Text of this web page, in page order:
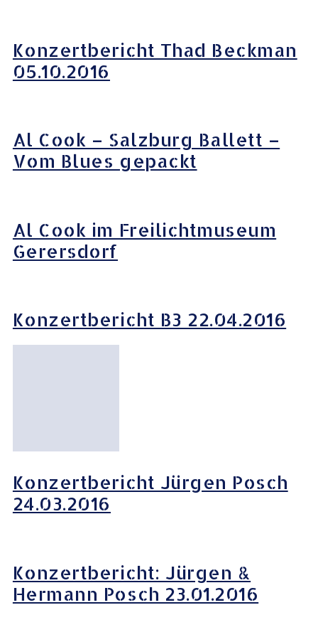
Konzertbericht Thad Beckman
05.10.2016
Al Cook – Salzburg Ballett –
Vom Blues gepackt
Al Cook im Freilichtmuseum
Gerersdorf
Konzertbericht B3 22.04.2016
Konzertbericht Jürgen Posch
24.03.2016
Konzertbericht: Jürgen &
Hermann Posch 23.01.2016